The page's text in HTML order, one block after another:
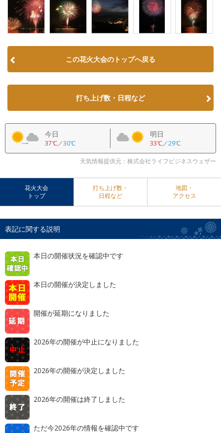
この花火大会のトップへ戻る
打ち上げ数・日程など
今日
37℃／30℃
明日
33℃／29℃
天気情報提供元：株式会社ライフビジネスウェザー
花火大会
トップ
打ち上げ数・
日程など
地図・
アクセス
表記に関する説明
本日の開催状況を確認中です
本日の開催が決定しました
開催が延期になりました
2026年の開催が中止になりました
2026年の開催が決定しました
2026年の開催は終了しました
ただ今2026年の情報を確認中です